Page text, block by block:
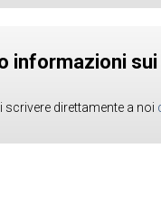
informazioni
scrivere direttamente a noi